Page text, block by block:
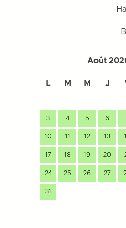
Août
L M M J
3 4 5 6
10 11 12 13
17 18 19 20
24 25 26 27
31